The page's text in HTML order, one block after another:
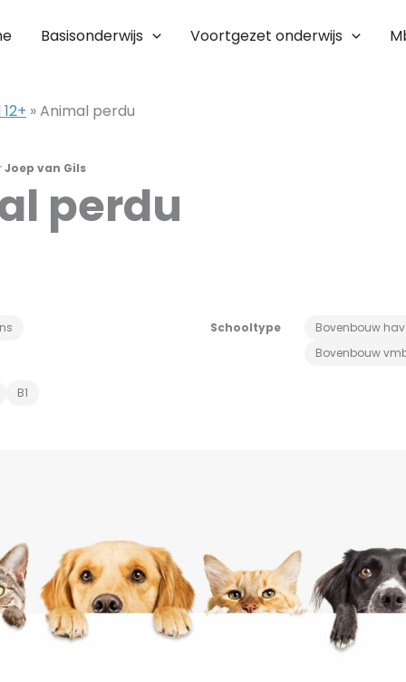
Basisonderwijs Voortgezet onderwijs
»Animal perdu
Joep van Gils
Schooltype
Bovenbouw
Bovenbouw
B1
perdu